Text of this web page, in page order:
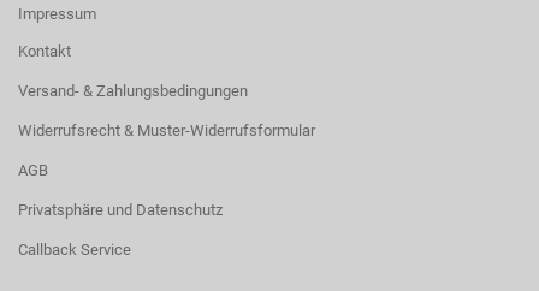
Impressum
Kontakt
Versand- & Zahlungsbedingungen
Widerrufsrecht & Muster-Widerrufsformular
AGB
Privatsphäre und Datenschutz
Callback Service